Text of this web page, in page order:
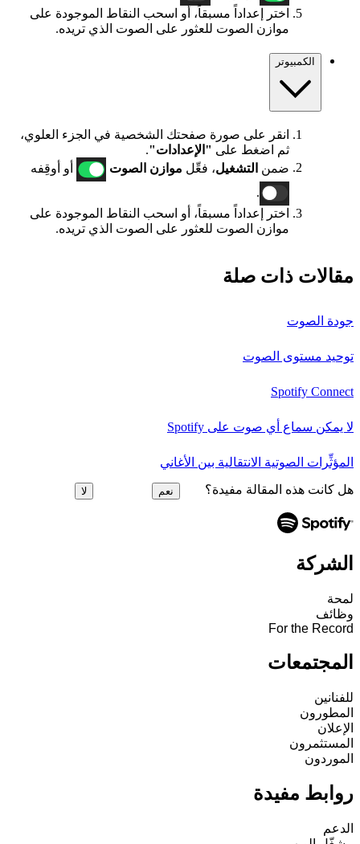
اختر إعداداً مسبقاً، أو اسحب النقاط الموجودة على
موازن الصوت للعثور على الصوت الذي تريده.
الكمبيوتر
انقر على صورة صفحتك الشخصية في الجزء العلوي،
ثم اضغط على "الإعدادات".
ضمن التشغيل، فعِّل موازن الصوت
أو أوقِفه
اختر إعداداً مسبقاً، أو اسحب النقاط الموجودة على
موازن الصوت للعثور على الصوت الذي تريده.
مقالات ذات صلة
جودة الصوت
توحيد مستوى الصوت
Spotify Connect
لا يمكن سماع أي صوت على Spotify
المؤثِّرات الصوتية الانتقالية بين الأغاني
هل كانت هذه المقالة مفيدة؟ نعم لا
الشركة
لمحة
وظائف
For the Record
المجتمعات
للفنانين
المطورون
الإعلان
المستثمرون
الموردون
روابط مفيدة
الدعم